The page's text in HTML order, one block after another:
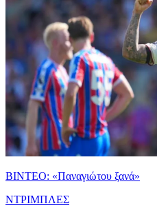
ΒΙΝΤΕΟ: «Παναγιώτου ξανά»
ΝΤΡΙΜΠΛΕΣ